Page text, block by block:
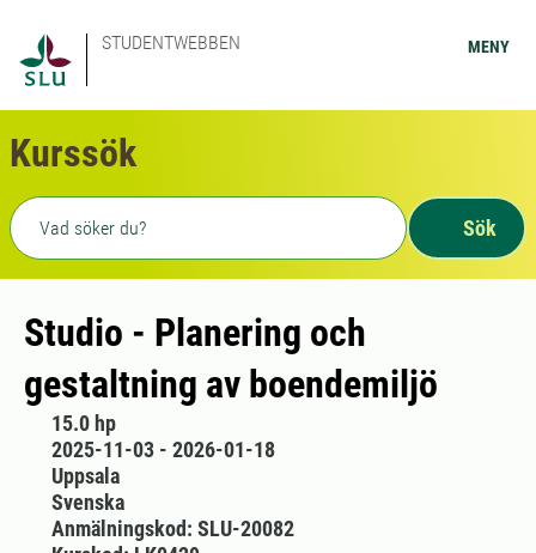
STUDENTWEBBEN MENY
Kurssök
Fritext sökning
Sök
Studio - Planering och
gestaltning av boendemiljö
15.0 hp
2025-11-03 - 2026-01-18
Uppsala
Svenska
Anmälningskod: SLU-20082